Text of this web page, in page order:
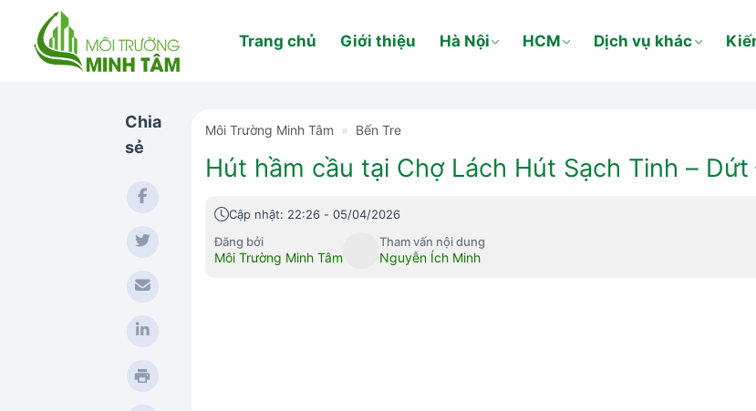
content
Trang chủ Giới thiệu Hà Nội HCM Dịch vụ khác
Chia
sẻ
Môi Trường Minh Tâm » Bến Tre
Hút hầm cầu tại Chợ Lách Hút Sạch Tinh –
Cập nhật: 22:26 - 05/04/2026
Đăng bởi
Môi Trường Minh Tâm
Tham vấn nội dung
Nguyễn Ích Minh